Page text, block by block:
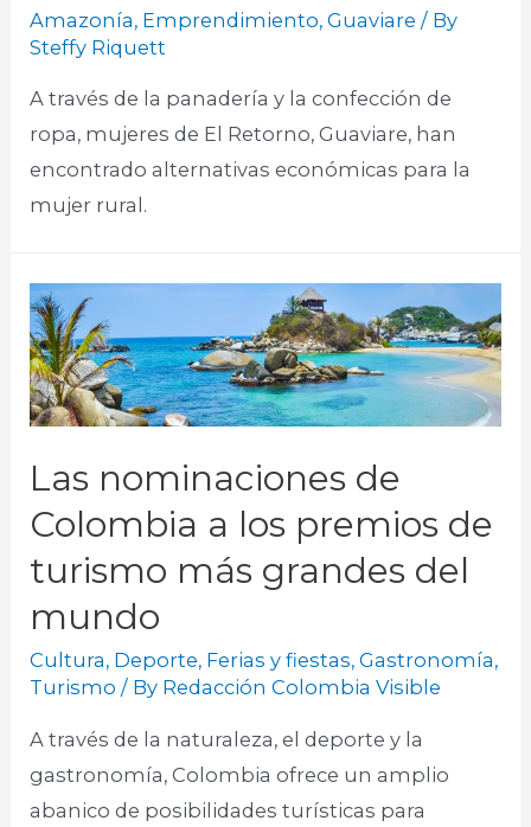
Amazonía, Emprendimiento,Guaviare / By
Steffy Riquett
A través de la panadería y la confección de
ropa, mujeres de El Retorno, Guaviare, han
encontrado alternativas económicas para la
mujer rural.
Las nominaciones de
Colombia a los premios de
turismo más grandes del
mundo
Cultura, Deporte, Ferias y fiestas,Gastronomía,
Turismo / By Redacción Colombia Visible
A través de la naturaleza, el deporte y la
gastronomía, Colombia ofrece un amplio
abanico de posibilidades turísticas para